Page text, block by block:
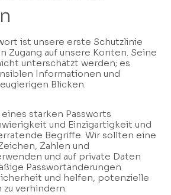
ist unsere erste Schutzlinie
Zugang auf unsere Konten. Seine
unterschätzt werden; es
Informationen und
Blicken.
starken Passworts
und Einzigartigkeit und
Begriffe. Wir sollten eine
Zahlen und
und auf private Daten
Passwortänderungen
und helfen, potenzielle
verhindern.